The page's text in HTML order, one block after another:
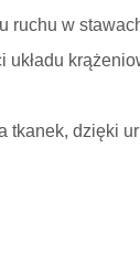
ruchu w
układu
tkanek, dzięki